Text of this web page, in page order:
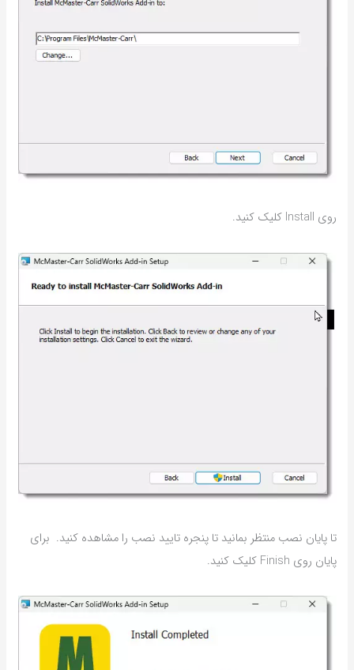
روی Install کلیک کنید.
تا پایان نصب منتظر بمانید تا پنجره تایید نصب را مشاهده کنید. برای
پایان روی Finish کلیک کنید.